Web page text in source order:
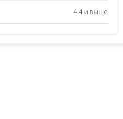
4.4 и выше